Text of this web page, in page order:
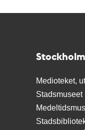
Medioteket,
Stadsmuseet